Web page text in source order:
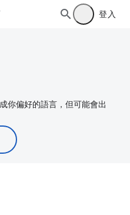
登入
你偏好的語言，但可能會出